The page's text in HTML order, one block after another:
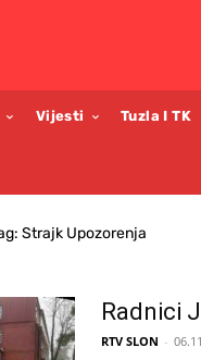
Vijesti Tuzla I TK
Strajk Upozorenja
Radnici
RTV SLON -